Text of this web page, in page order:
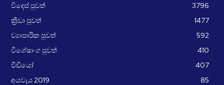
විදෙස් පුවත්
3796
ක්‍රීඩා පුවත්
1477
ව්‍යාපාරික පුවත්
592
විශේෂාංග පුවත්
410
වීඩීයෝ
407
අයවැය 2019
85